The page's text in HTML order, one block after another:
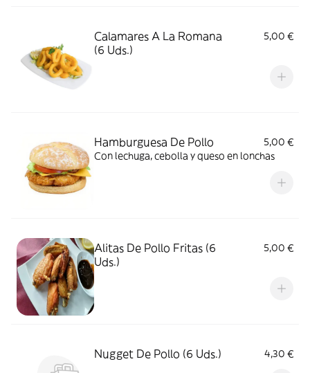
Calamares A La Romana
(6 Uds.)
5,00 €
Hamburguesa De Pollo
5,00 €
Con lechuga, cebolla y queso en lonchas
Alitas De Pollo Fritas (6
Uds.)
5,00 €
Nugget De Pollo (6 Uds.) 4,30 €